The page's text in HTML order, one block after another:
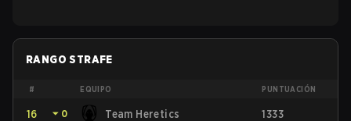
RANGO STRAFE
# EQUIPO PUNTUACIÓN
16 ⏷ 0 Team Heretics 1333